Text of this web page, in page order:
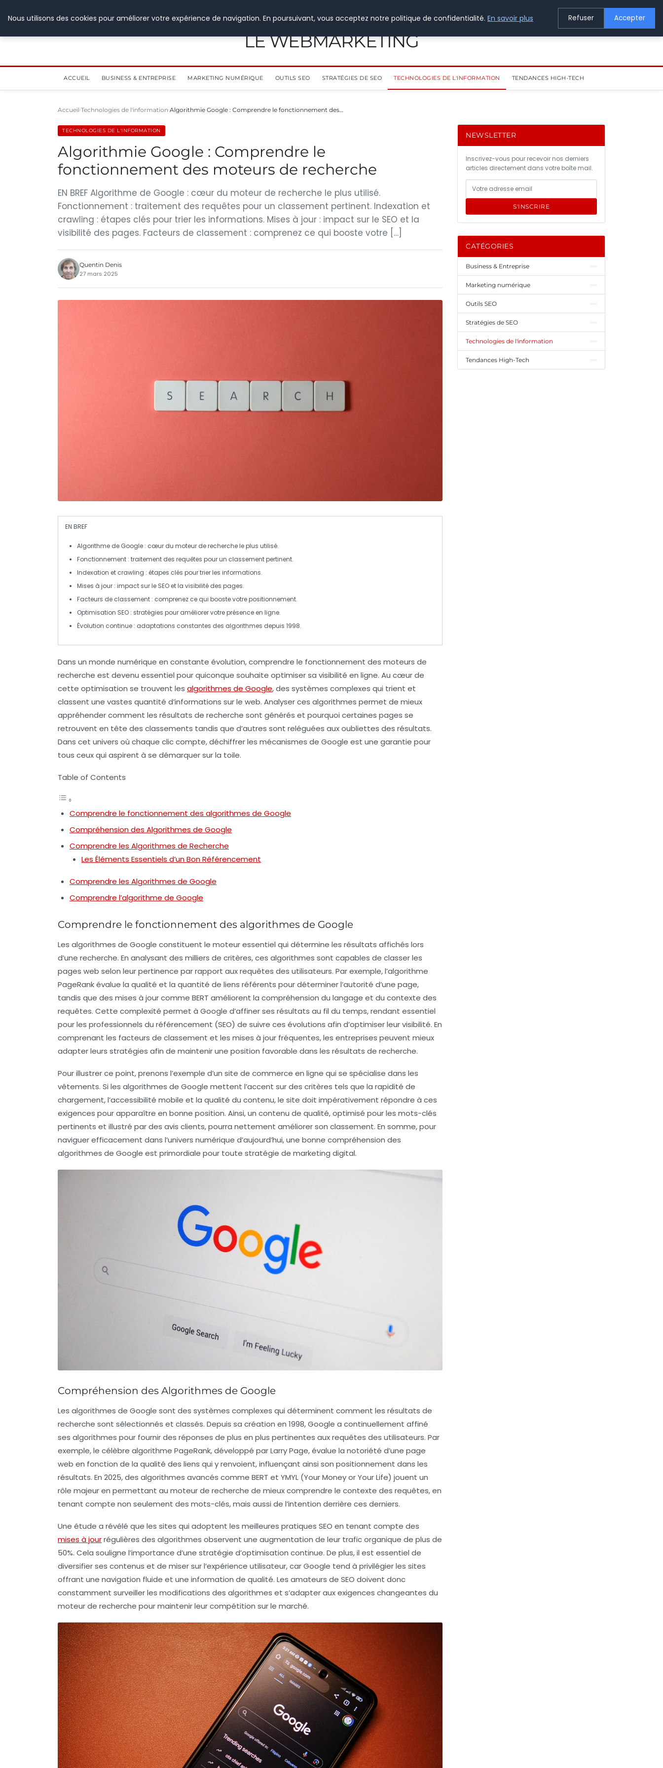
LE WEBMARKETING
ACCUEIL BUSINESS & ENTREPRISE MARKETING NUMÉRIQUE OUTILS SEO STRATÉGIES DE SEO TECHNOLOGIES DE L'INFORMATION TENDANCES HIGH-TECH
Accueil Technologies de l'information Algorithmie Google : Comprendre le fonctionnement des…
TECHNOLOGIES DE L'INFORMATION
Algorithmie Google : Comprendre le
fonctionnement des moteurs de recherche
EN BREF Algorithme de Google : cœur du moteur de recherche le plus utilisé.
Fonctionnement : traitement des requêtes pour un classement pertinent. Indexation et
crawling : étapes clés pour trier les informations. Mises à jour : impact sur le SEO et la
visibilité des pages. Facteurs de classement : comprenez ce qui booste votre […]
Quentin Denis
27 mars 2025
EN BREF
Algorithme de Google : cœur du moteur de recherche le plus utilisé.
Fonctionnement : traitement des requêtes pour un classement pertinent.
Indexation et crawling : étapes clés pour trier les informations.
Mises à jour : impact sur le SEO et la visibilité des pages.
Facteurs de classement : comprenez ce qui booste votre positionnement.
Optimisation SEO : stratégies pour améliorer votre présence en ligne.
Évolution continue : adaptations constantes des algorithmes depuis 1998.
Dans un monde numérique en constante évolution,comprendre le fonctionnement des moteurs de
recherche est devenu essentiel pour quiconque souhaite optimiser sa visibilité en ligne. Au cœur de
cette optimisation se trouvent les algorithmes de Google, des systèmes complexes qui trient et
classent une vastes quantité d’informations sur le web. Analyser ces algorithmes permet de mieux
appréhender comment les résultats de recherche sont générés et pourquoi certaines pages se
retrouvent en tête des classements tandis que d’autres sont reléguées aux oubliettes des résultats.
Dans cet univers où chaque clic compte, déchiffrer les mécanismes de Google est une garantie pour
tous ceux qui aspirent à se démarquer sur la toile.
Table of Contents
Comprendre le fonctionnement des algorithmes de Google
Compréhension des Algorithmes de Google
Comprendre les Algorithmes de Recherche
Les Éléments Essentiels d’un Bon Référencement
Comprendre les Algorithmes de Google
Comprendre l’algorithme de Google
Comprendre le fonctionnement des algorithmes de Google
Les algorithmes de Google constituent le moteur essentiel qui détermine les résultats affichés lors
d’une recherche. En analysant des milliers de critères, ces algorithmes sont capables de classer les
pages web selon leur pertinence par rapport aux requêtes des utilisateurs. Par exemple, l’algorithme
PageRankévalue la qualité et la quantité de liens référents pour déterminer l’autorité d’une page,
tandis que des mises à jour comme BERT améliorent la compréhension du langage et du contexte des
requêtes. Cette complexité permet à Google d’affiner ses résultats au fil du temps, rendant essentiel
pour les professionnels du référencement (SEO) de suivre ces évolutions afin d’optimiser leur visibilité. En
comprenant les facteurs de classement et les mises à jour fréquentes, les entreprises peuvent mieux
adapter leurs stratégies afin de maintenir une position favorable dans les résultats de recherche.
Pour illustrer ce point, prenons l’exemple d’un site de commerce en ligne qui se spécialise dans les
vêtements. Si les algorithmes de Google mettent l’accent sur des critères tels que la rapidité de
chargement, l’accessibilité mobile et la qualité du contenu, le site doit impérativement répondre à ces
exigences pour apparaître en bonne position. Ainsi, un contenu de qualité, optimisé pour les mots-clés
pertinents et illustré par des avis clients, pourra nettement améliorer son classement. En somme, pour
naviguer efficacement dans l’univers numérique d’aujourd’hui, une bonne compréhension des
algorithmes de Google est primordiale pour toute stratégie de marketing digital.
Compréhension des Algorithmes de Google
Les algorithmes de Google sont des systèmes complexes qui déterminent comment les résultats de
recherche sont sélectionnés et classés. Depuis sa création en 1998, Google a continuellement affiné
ses algorithmes pour fournir des réponses de plus en plus pertinentes aux requêtes des utilisateurs. Par
exemple, le célèbre algorithme PageRank, développé par Larry Page, évalue la notoriété d’une page
web en fonction de la qualité des liens qui y renvoient, influençant ainsi son positionnement dans les
résultats. En 2025, des algorithmes avancés comme BERT et YMYL (Your Money or Your Life) jouent un
rôle majeur en permettant au moteur de recherche de mieux comprendre le contexte des requêtes, en
tenant compte non seulement des mots-clés, mais aussi de l’intention derrière ces derniers.
Une étude a révélé que les sites qui adoptent les meilleures pratiques SEO en tenant compte des
mises à jourrégulières des algorithmes observent une augmentation de leur trafic organique de plus de
50%. Cela souligne l’importance d’une stratégie d’optimisation continue. De plus, il est essentiel de
diversifier ses contenus et de miser sur l’expérience utilisateur, car Google tend à privilégier les sites
offrant une navigation fluide et une information de qualité. Les amateurs de SEO doivent donc
constamment surveiller les modifications des algorithmes et s’adapter aux exigences changeantes du
moteur de recherche pour maintenir leur compétition sur le marché.
NEWSLETTER
Inscrivez-vous pour recevoir nos derniers
articles directement dans votre boîte mail.
S'INSCRIRE
CATÉGORIES
Business & Entreprise
Marketing numérique
Outils SEO
Stratégies de SEO
Technologies de l'information
Tendances High-Tech
Nous utilisons des cookies pour améliorer votre expérience de navigation. En poursuivant, vous acceptez notre politique de confidentialité. En savoir plus Refuser Accepter